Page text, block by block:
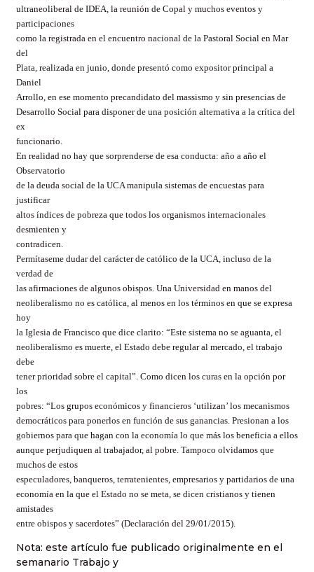
ultraneoliberal de IDEA, la reunión de Copal y muchos eventos y
participaciones
como la registrada en el encuentro nacional de la Pastoral Social en Mar
del
Plata, realizada en junio, donde presentó como expositor principal a
Daniel
Arrollo, en ese momento precandidato del massismo y sin presencias de
Desarrollo Social para disponer de una posición alternativa a la crítica del
ex
funcionario.
En realidad no hay que sorprenderse de esa conducta: año a año el
Observatorio
de la deuda social de la UCA manipula sistemas de encuestas para
justificar
altos índices de pobreza que todos los organismos internacionales
desmienten y
contradicen.
Permítaseme dudar del carácter de católico de la UCA, incluso de la
verdad de
las afirmaciones de algunos obispos. Una Universidad en manos del
neoliberalismo no es católica, al menos en los términos en que se expresa
hoy
la Iglesia de Francisco que dice clarito: “Este sistema no se aguanta, el
neoliberalismo es muerte, el Estado debe regular al mercado, el trabajo
debe
tener prioridad sobre el capital”. Como dicen los curas en la opción por
los
pobres: “Los grupos económicos y financieros ‘utilizan’ los mecanismos
democráticos para ponerlos en función de sus ganancias. Presionan a los
gobiernos para que hagan con la economía lo que más los beneficia a ellos
aunque perjudiquen al trabajador, al pobre. Tampoco olvidamos que
muchos de estos
especuladores, banqueros, terratenientes, empresarios y partidarios de una
economía en la que el Estado no se meta, se dicen cristianos y tienen
amistades
entre obispos y sacerdotes” (Declaración del 29/01/2015).
Nota: este artículo fue publicado originalmente en el
semanario Trabajo y